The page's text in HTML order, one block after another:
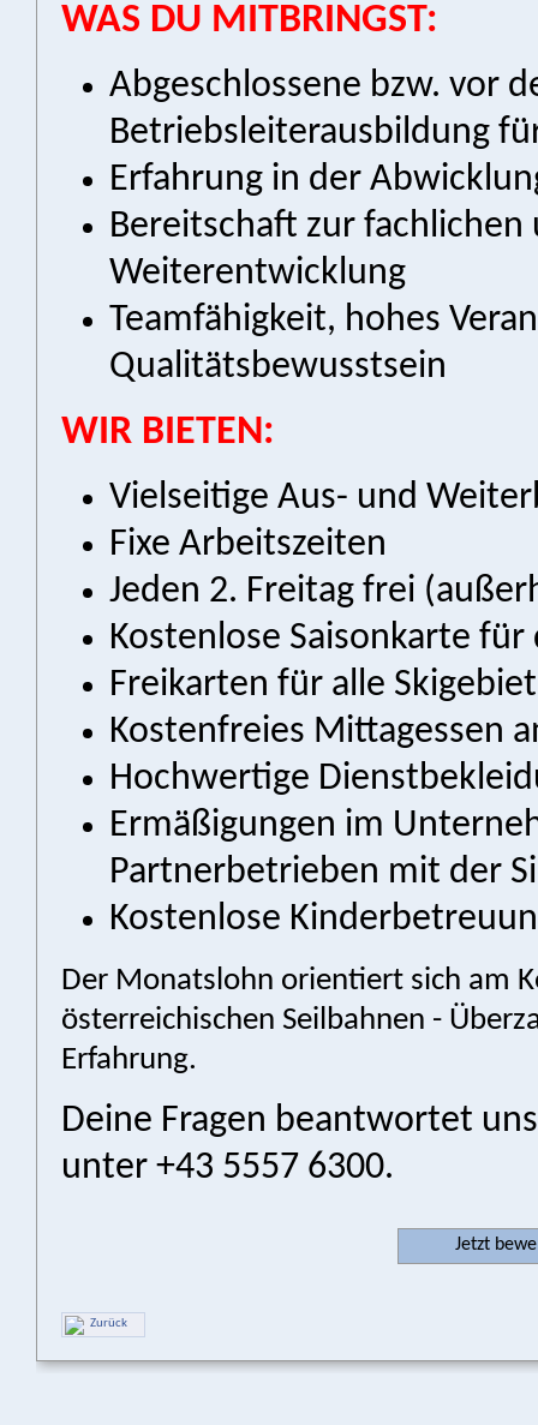
WAS DU MITBRINGST:
Abgeschlossene bzw. vor
Betriebsleiterausbildung
Erfahrung in der
Bereitschaft zur
Weiterentwicklung
Teamfähigkeit, hohes
Qualitätsbewusstsein
WIR BIETEN:
Vielseitige Aus- und
Fixe Arbeitszeiten
Jeden 2. Freitag frei
Kostenlose Saisonkarte
Freikarten für alle
Kostenfreies Mittagessen
Hochwertige
Ermäßigungen im
Partnerbetrieben mit der
Kostenlose
Der Monatslohn orientiert sich am
österreichischen Seilbahnen -
Erfahrung.
Deine Fragen beantwortet
unter +43 5557 6300.
Jetzt
Zurück